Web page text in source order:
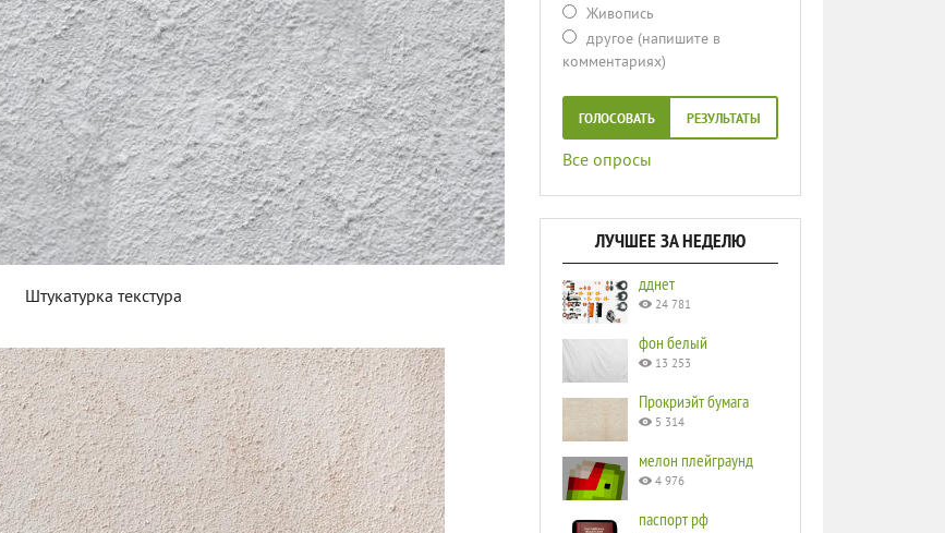
Штукатурка текстура
Живопись
другое (напишите в
комментариях)
ГОЛОСОВАТЬ РЕЗУЛЬТАТЫ
Все опросы
ЛУЧШЕЕ ЗА НЕДЕЛЮ
дднет
24 781
фон белый
13 253
Прокриэйт бумага
5 314
мелон плейграунд
4 976
паспорт рф